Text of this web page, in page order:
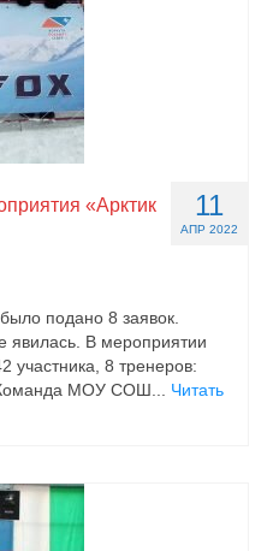
11
АПР 2022
«Арктик
подано 8 заявок.
В мероприятии
участника, 8 тренеров:
МОУ СОШ... Читать